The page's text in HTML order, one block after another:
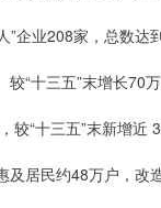
业208家，总数达到
十三五”末增长70万
“十三五”末新增近
居民约48万户，改